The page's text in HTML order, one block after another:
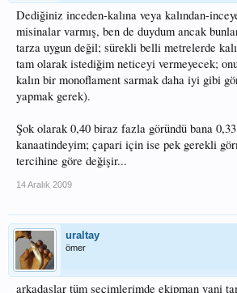
Dediğiniz inceden-kalına veya kalından-
misinalar varmış, ben de duydum ancak
tarza uygun değil; sürekli belli metrelerde
tam olarak istediğim neticeyi vermeyecek;
kalın bir monoflament sarmak daha iyi gibi
yapmak gerek).
Şok olarak 0,40 biraz fazla göründü bana
kanaatindeyim; çapari için ise pek gerekli
tercihine göre değişir...
14 Aralık 2009
uraltay
ömer
arkadaşlar tüm seçimlerimde ekipman yani